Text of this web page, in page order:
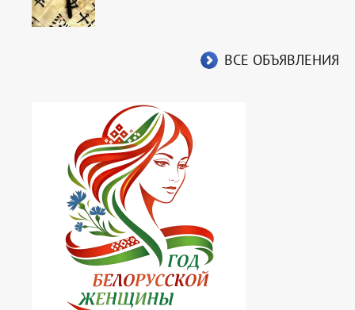
ВСЕ ОБЪЯВЛЕНИЯ